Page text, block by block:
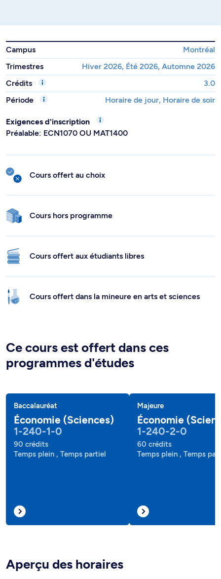
Campus
Montréal
Trimestres
Hiver 2026, Été 2026, Automne 2026
Crédits
3.0
Période
Horaire de jour, Horaire de soir
Exigences d'inscription
Préalable: ECN1070 OU MAT1400
Cours offert au choix
Cours hors programme
Cours offert aux étudiants libres
Cours offert dans la mineure en arts et sciences
Ce cours est offert dans ces
programmes d'études
Baccalauréat
Économie (Sciences)
1-240-1-0
90 crédits
Temps plein , Temps partiel
Majeure
Économie
1-240-2-0
60 crédits
Temps plein , Temps
Aperçu des horaires